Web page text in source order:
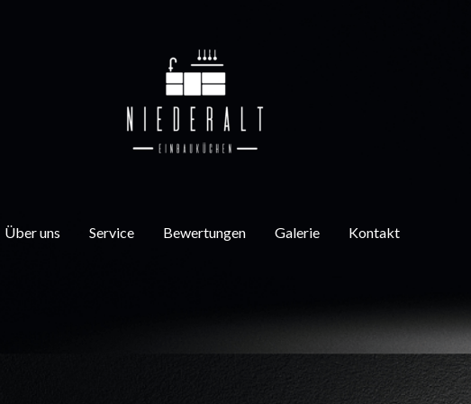
Über uns Service Bewertungen Galerie Kontakt